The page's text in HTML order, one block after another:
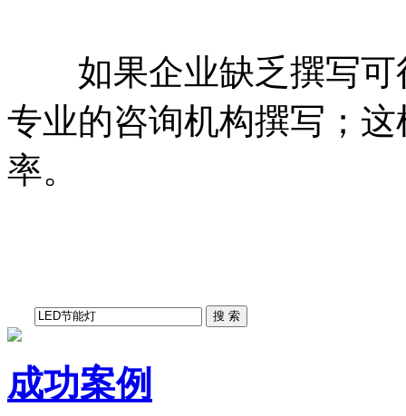
如果企业缺乏撰写可
专业的咨询机构撰写；
率。
成功案例